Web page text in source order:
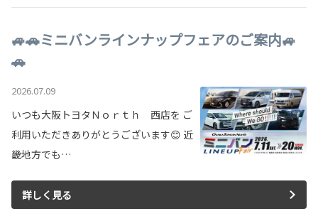
🚙🚗ミニバンラインナップフェアのご案内🚙
🚗
2026.07.09
いつも大阪トヨタＮｏｒｔｈ 西店を ご
利用いただきありがとうございます😊 近
畿地方でも…
詳しく見る